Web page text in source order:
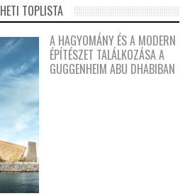
HETI TOPLISTA
A HAGYOMÁNY ÉS A MODERN
ÉPÍTÉSZET TALÁLKOZÁSA A
GUGGENHEIM ABU DHABIBAN